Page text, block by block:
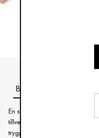
Beskrivning
En supermjuk snuttefilt och
tillverkad i tunn, flerskiktad
trygg, kramgo följeslagare för